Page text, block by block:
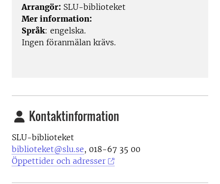
Arrangör: SLU-biblioteket
Mer information:
Språk: engelska.
Ingen föranmälan krävs.
Kontaktinformation
SLU-biblioteket
biblioteket@slu.se, 018-67 35 00
Öppettider och adresser